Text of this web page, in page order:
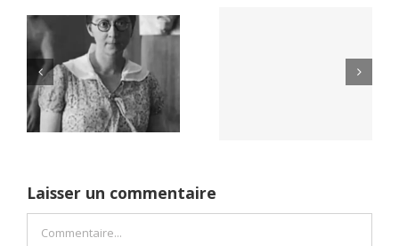
Netflix Field of
Dreams (1989)
Yaïr Golan : une
Laisser un commentaire